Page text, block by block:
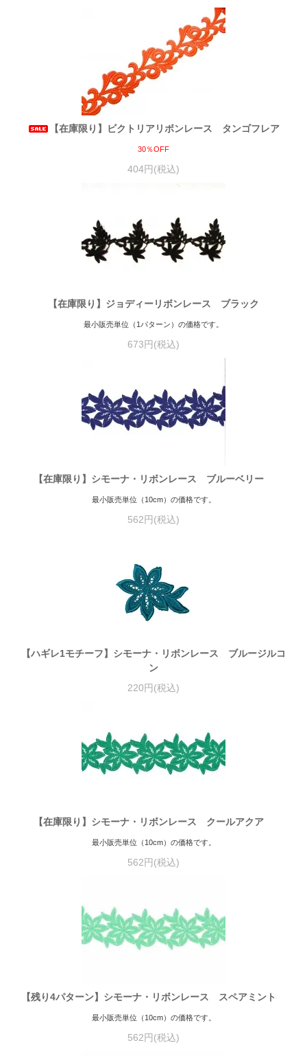
【在庫限り】ビクトリアリボンレース タンゴフレア
30％OFF
404円(税込)
【在庫限り】ジョディーリボンレース ブラック
最小販売単位（1パターン）の価格です。
673円(税込)
【在庫限り】シモーナ・リボンレース ブルーベリー
最小販売単位（10cm）の価格です。
562円(税込)
【ハギレ1モチーフ】シモーナ・リボンレース ブルージルコ
ン
220円(税込)
【在庫限り】シモーナ・リボンレース クールアクア
最小販売単位（10cm）の価格です。
562円(税込)
【残り4パターン】シモーナ・リボンレース スペアミント
最小販売単位（10cm）の価格です。
562円(税込)